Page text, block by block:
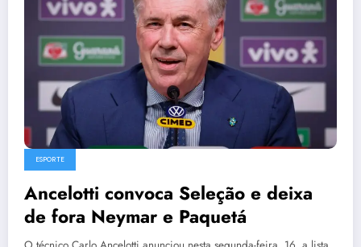
ESPORTE
Ancelotti convoca Seleção e deixa
de fora Neymar e Paquetá